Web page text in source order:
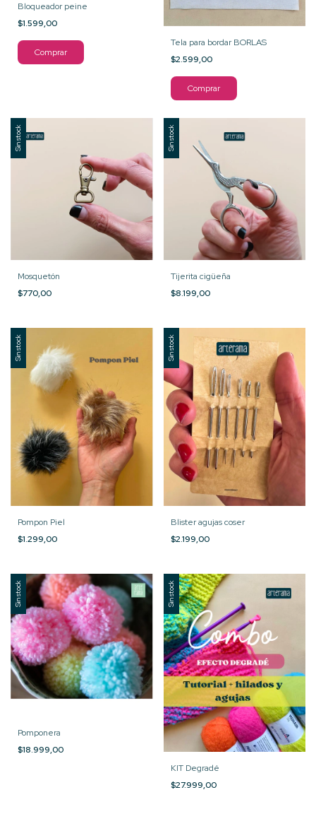
Bloqueador peine
$1.599,00
Comprar
Tela para bordar BORLAS
$2.599,00
Comprar
Sin stock
Mosquetón
$770,00
Sin stock
Tijerita cigüeña
$8.199,00
Sin stock
Pompon Piel
$1.299,00
Sin stock
Blister agujas coser
$2.199,00
Sin stock
Pomponera
$18.999,00
Sin stock
KIT Degradé
$27.999,00